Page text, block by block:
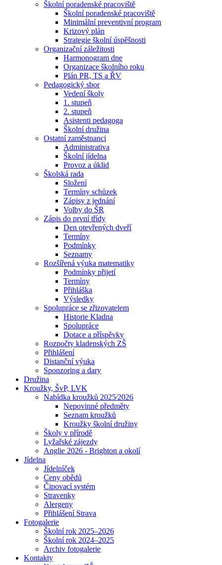
Školní poradenské pracoviště
Školní poradenské pracoviště
Minimální preventivní program
Krizový plán
Strategie školní úspěšnosti
Organizační záležitosti
Harmonogram dne
Organizace školního roku
Plán PR, TS a ŘV
Pedagogický sbor
Vedení školy
1. stupeň
2. stupeň
Asistenti pedagoga
Školní družina
Ostatní zaměstnanci
Administrativa
Školní jídelna
Provoz a úklid
Školská rada
Složení
Termíny schůzek
Zápisy z jednání
Volby do ŠR
Zápis do první třídy
Den otevřených dveří
Termíny
Podmínky
Seznamy
Rozšířená výuka matematiky
Podmínky přijetí
Termíny
Přihláška
Výsledky
Spolupráce se zřizovatelem
Historie Kladna
Spolupráce
Dotace a příspěvky
Rozpočty kladenských ZŠ
Přihlášení
Distanční výuka
Sponzoring a dary
Družina
Kroužky, ŠvP, LVK
Nabídka kroužků 2025⁄2026
Nepovinné předměty
Seznam kroužků
Kroužky školní družiny
Školy v přírodě
Lyžařské zájezdy
Anglie 2026 - Brighton a okolí
Jídelna
Jídelníček
Ceny obědů
Čipovací systém
Stravenky
Alergeny
Přihlášení Strava
Fotogalerie
Školní rok 2025–2026
Školní rok 2024–2025
Archiv fotogalerie
Kontakty